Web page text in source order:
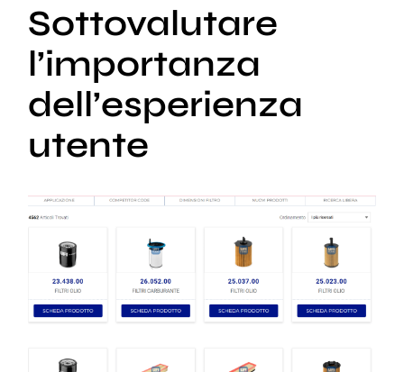
Sottovalutare
l’importanza
dell’esperienza
utente